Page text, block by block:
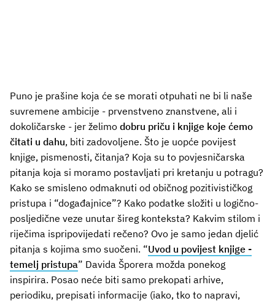
Puno je prašine koja će se morati otpuhati ne bi li naše
suvremene ambicije - prvenstveno znanstvene, ali i
dokoličarske - jer želimo dobru priču i knjige koje ćemo
čitati u dahu, biti zadovoljene. Što je uopće povijest
knjige, pismenosti, čitanja? Koja su to povjesničarska
pitanja koja si moramo postavljati pri kretanju u potragu?
Kako se smisleno odmaknuti od običnog pozitivističkog
pristupa i “događajnice”? Kako podatke složiti u logično-
posljedične veze unutar šireg konteksta? Kakvim stilom i
riječima ispripovijedati rečeno? Ovo je samo jedan djelić
pitanja s kojima smo suočeni. “Uvod u povijest knjige -
temelj pristupa” Davida Šporera možda ponekog
inspirira. Posao neće biti samo prekopati arhive,
periodiku, prepisati informacije (iako, tko to napravi,